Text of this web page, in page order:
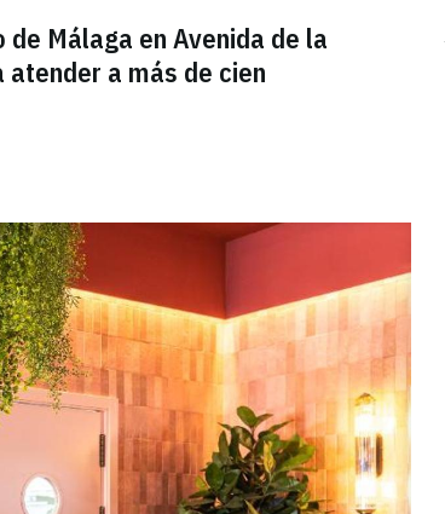
Málaga en Avenida de la
a más de cien